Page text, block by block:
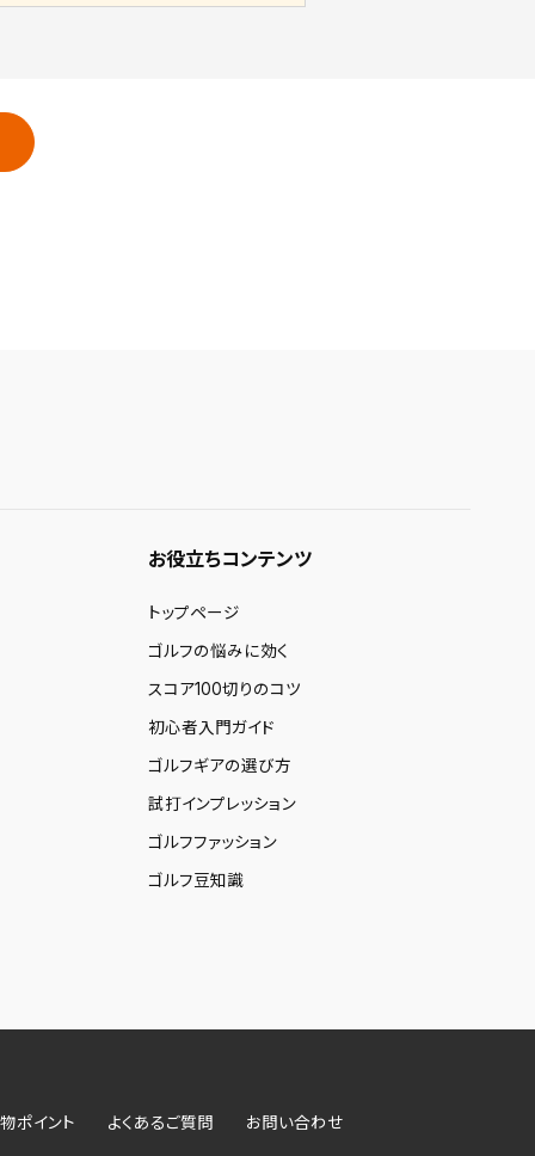
お役立ちコンテンツ
トップページ
ゴルフの悩みに効く
スコア100切りのコツ
初心者入門ガイド
ゴルフギアの選び方
試打インプレッション
ゴルフファッション
ゴルフ豆知識
ポイント よくあるご質問 お問い合わせ